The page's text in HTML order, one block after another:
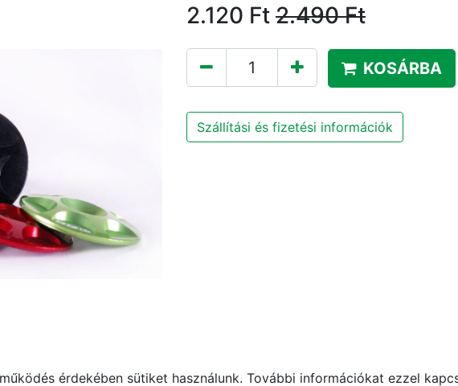
2.120 Ft 2.490Ft
KOSÁRBA
Szállítási és fizetési információk
érdekében sütiket használunk. További információkat ezzel